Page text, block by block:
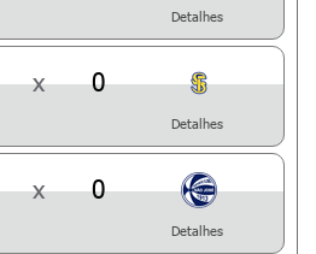
Detalhes
x 0
Detalhes
x 0
Detalhes